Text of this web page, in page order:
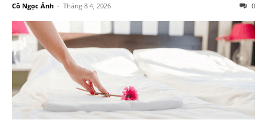
Cô Ngọc Ánh - Tháng 8 4, 2026 0